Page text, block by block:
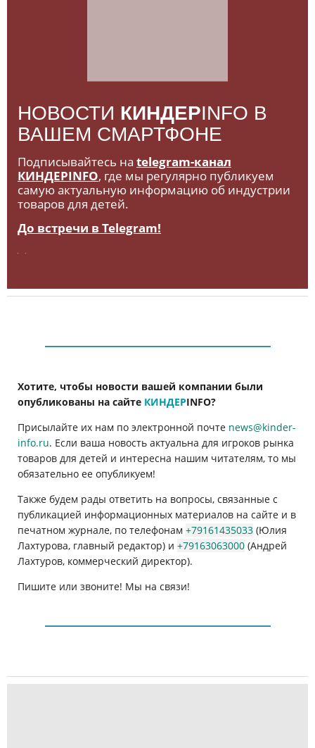
НОВОСТИ КИНДЕРINFO В
ВАШЕМ СМАРТФОНЕ
Подписывайтесь на telegram-канал
КИНДЕРINFO, где мы регулярно публикуем
самую актуальную информацию об индустрии
товаров для детей.
До встречи в Telegram!
Хотите, чтобы новости вашей компании были
опубликованы на сайте КИНДЕРINFO?
Присылайте их нам по электронной почте news@kinder-
info.ru. Если ваша новость актуальна для игроков рынка
товаров для детей и интересна нашим читателям, то мы
обязательно ее опубликуем!
Также будем рады ответить на вопросы, связанные с
публикацией информационных материалов на сайте и в
печатном журнале, по телефонам +79161435033 (Юлия
Лахтурова, главный редактор) и +79163063000 (Андрей
Лахтуров, коммерческий директор).
Пишите или звоните! Мы на связи!